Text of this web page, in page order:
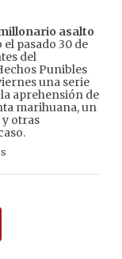
asalto
pasado 30 de
del
Punibles
una serie
aprehensión de
marihuana, un
otras